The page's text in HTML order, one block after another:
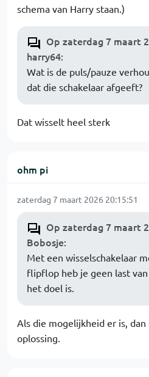
schema van Harry staan.)
Op zaterdag 7 maart
harry64:
Wat is de puls/pauze
dat die schakelaar afgeeft?
Dat wisselt heel sterk
ohm pi
zaterdag 7 maart 2026 20:15:51
Op zaterdag 7 maart
Bobosje:
Met een wisselschakelaar
flipflop heb je geen last
het doel is.
Als die mogelijkheid er is,
oplossing.